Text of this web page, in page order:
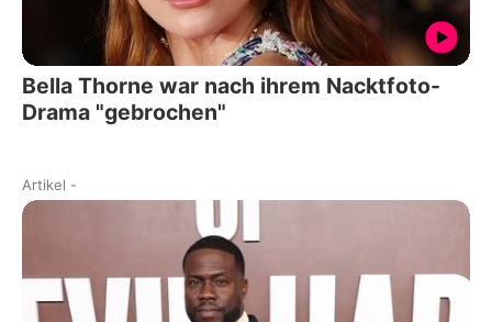
Bella Thorne war nach ihrem Nacktfoto-
Drama "gebrochen"
Artikel -